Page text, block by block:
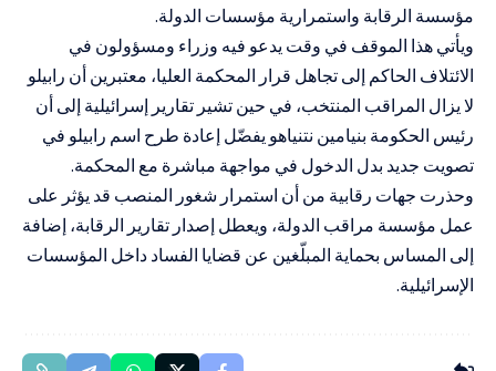
مؤسسة الرقابة واستمرارية مؤسسات الدولة.
ويأتي هذا الموقف في وقت يدعو فيه وزراء ومسؤولون في
الائتلاف الحاكم إلى تجاهل قرار المحكمة العليا، معتبرين أن رابيلو
لا يزال المراقب المنتخب، في حين تشير تقارير إسرائيلية إلى أن
رئيس الحكومة بنيامين نتنياهو يفضّل إعادة طرح اسم رابيلو في
تصويت جديد بدل الدخول في مواجهة مباشرة مع المحكمة.
وحذرت جهات رقابية من أن استمرار شغور المنصب قد يؤثر على
عمل مؤسسة مراقب الدولة، ويعطل إصدار تقارير الرقابة، إضافة
إلى المساس بحماية المبلّغين عن قضايا الفساد داخل المؤسسات
الإسرائيلية.